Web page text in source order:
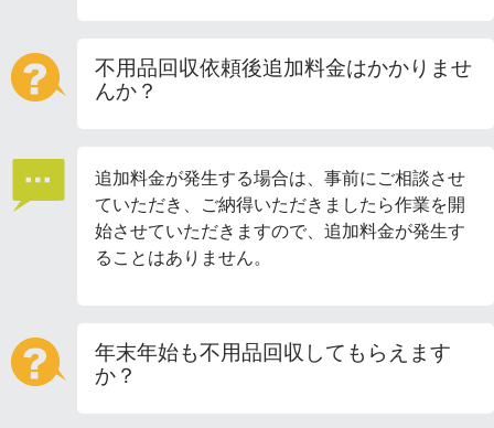
不用品回収依頼後追加料金はかかりませ
んか？
追加料金が発生する場合は、事前にご相談させ
ていただき、ご納得いただきましたら作業を開
始させていただきますので、追加料金が発生す
ることはありません。
年末年始も不用品回収してもらえます
か？